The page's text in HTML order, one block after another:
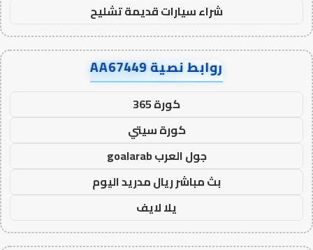
شراء سيارات قديمة تشليح
روابط نصية AA67449
كورة 365
كورة سيتي
جول العرب goalarab
بث مباشر ريال مدريد اليوم
يلا لايف